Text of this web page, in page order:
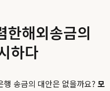
해외송금의
하다
송금의 대안은 없을까요? 모